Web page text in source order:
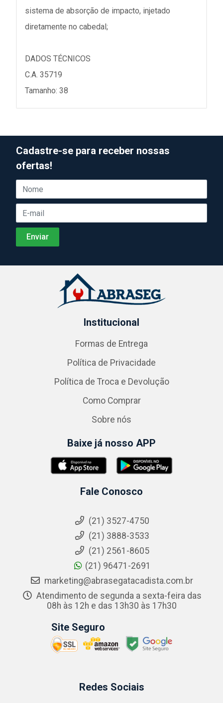
sistema de absorção de impacto, injetado
diretamente no cabedal;
DADOS TÉCNICOS
C.A. 35719
Tamanho: 38
Cadastre-se para receber nossas
ofertas!
Institucional
Formas de Entrega
Política de Privacidade
Política de Troca e Devolução
Como Comprar
Sobre nós
Baixe já nosso APP
Fale Conosco
(21) 3527-4750
(21) 3888-3533
(21) 2561-8605
(21) 96471-2691
marketing@abrasegatacadista.com.br
Atendimento de segunda a sexta-feira das
08h às 12h e das 13h30 às 17h30
Site Seguro
Redes Sociais